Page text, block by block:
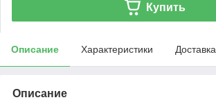
Купить
Описание Характеристики Доставка
Описание